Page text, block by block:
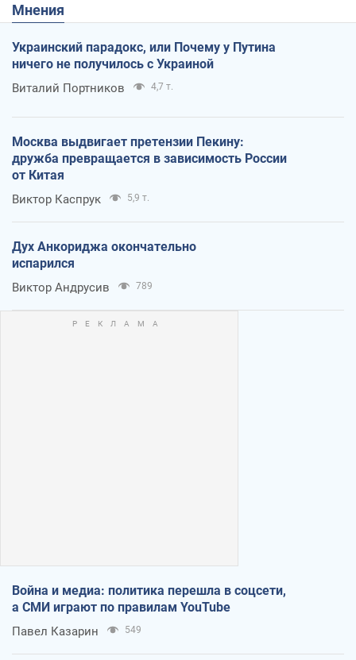
Мнения
Украинский парадокс, или Почему у Путина
ничего не получилось с Украиной
Виталий Портников 4,7 т.
Москва выдвигает претензии Пекину:
дружба превращается в зависимость России
от Китая
Виктор Каспрук 5,9 т.
Дух Анкориджа окончательно
испарился
Виктор Андрусив 789
Война и медиа: политика перешла в соцсети,
а СМИ играют по правилам YouTube
Павел Казарин 549